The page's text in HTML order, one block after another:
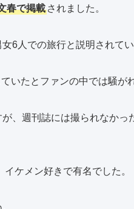
春で掲載 されました。
6人での旅行と説明されてい
ていたとファンの中では騒が
、週刊誌には撮られなかっ
ケメン好きで有名でした。